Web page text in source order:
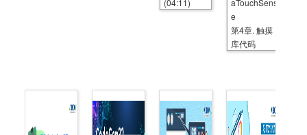
(04:11)
aTouchSens
e
第4章. 触摸
库代码